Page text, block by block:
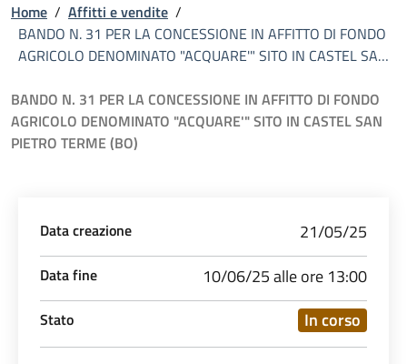
Home / Affitti e vendite /
BANDO N. 31 PER LA CONCESSIONE IN AFFITTO DI FONDO
AGRICOLO DENOMINATO "ACQUARE'" SITO IN CASTEL SA…
BANDO N. 31 PER LA CONCESSIONE IN AFFITTO DI FONDO
AGRICOLO DENOMINATO "ACQUARE'" SITO IN CASTEL SAN
PIETRO TERME (BO)
Data creazione 21/05/25
Data fine 10/06/25 alle ore 13:00
Stato In corso